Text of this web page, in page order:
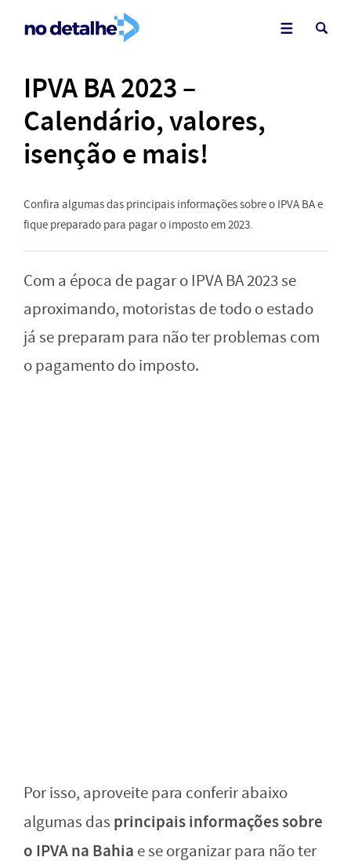
IPVA BA 2023 –
Calendário, valores,
isenção e mais!
Confira algumas das principais informações sobre o IPVA BA e
fique preparado para pagar o imposto em 2023.
Com a época de pagar o IPVA BA 2023 se
aproximando, motoristas de todo o estado
já se preparam para não ter problemas com
o pagamento do imposto.
Por isso, aproveite para conferir abaixo
algumas das principais informações sobre
o IPVA na Bahia e se organizar para não ter